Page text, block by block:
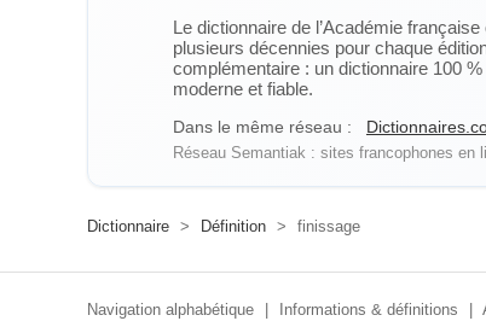
Le dictionnaire de l’Académie
plusieurs décennies pour chaque
complémentaire : un dictionnaire 100
moderne et fiable.
Dans le même réseau :
Réseau Semantiak : sites francophones
Dictionnaire > Définition > finissage
Navigation alphabétique Informations & définitions